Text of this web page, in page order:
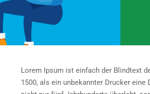
Lorem Ipsum ist einfach der Blindtext
1500, als ein unbekannter Drucker